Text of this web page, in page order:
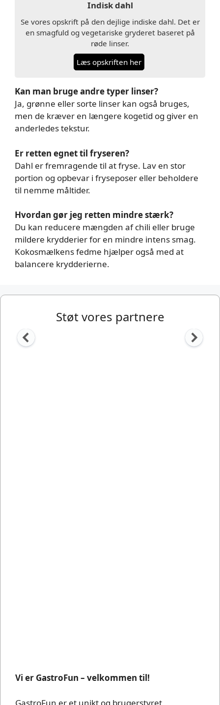
Indisk dahl
Se vores opskrift på den dejlige indiske dahl. Det er
en smagfuld og vegetariske gryderet baseret på
røde linser.
Læs opskriften her
Kan man bruge andre typer linser?
Ja, grønne eller sorte linser kan også bruges,
men de kræver en længere kogetid og giver en
anderledes tekstur.
Er retten egnet til fryseren?
Dahl er fremragende til at fryse. Lav en stor
portion og opbevar i fryseposer eller beholdere
til nemme måltider.
Hvordan gør jeg retten mindre stærk?
Du kan reducere mængden af chili eller bruge
mildere krydderier for en mindre intens smag.
Kokosmælkens fedme hjælper også med at
balancere krydderierne.
Støt vores partnere
Vi er GastroFun – velkommen til!
GastroFun er et unikt og brugerstyret